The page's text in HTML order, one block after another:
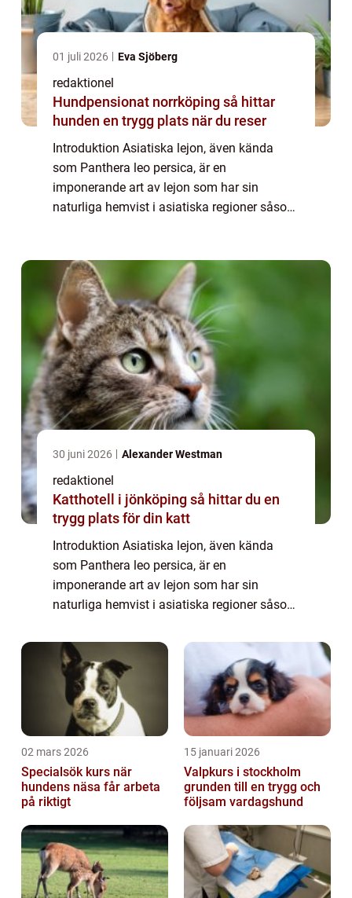
01 juli 2026 Eva Sjöberg
redaktionel
Hundpensionat norrköping så hittar
hunden en trygg plats när du reser
Introduktion Asiatiska lejon, även kända
som Panthera leo persica, är en
imponerande art av lejon som har sin
naturliga hemvist i asiatiska regioner såsom
har fångat männis...
30 juni 2026 Alexander Westman
redaktionel
Katthotell i jönköping så hittar du en
trygg plats för din katt
Introduktion Asiatiska lejon, även kända
som Panthera leo persica, är en
imponerande art av lejon som har sin
naturliga hemvist i asiatiska regioner såsom
Centralasien. Dessa majestätiska varelser
har fångat männis...
02 mars 2026
Specialsök kurs när
hundens näsa får arbeta
på riktigt
15 januari 2026
Valpkurs i stockholm
grunden till en trygg och
följsam vardagshund